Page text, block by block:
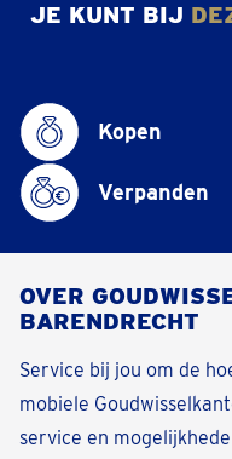
JE KUNT BIJ
Kopen
Verpanden
OVER
BARENDRECHT
Service bij jou om de
mobiele
service en